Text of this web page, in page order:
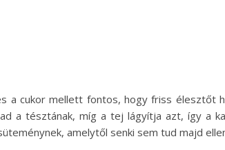
a cukor mellett fontos, hogy friss élesztőt
a tésztának, míg a tej lágyítja azt, így a
amelytől senki sem tud majd